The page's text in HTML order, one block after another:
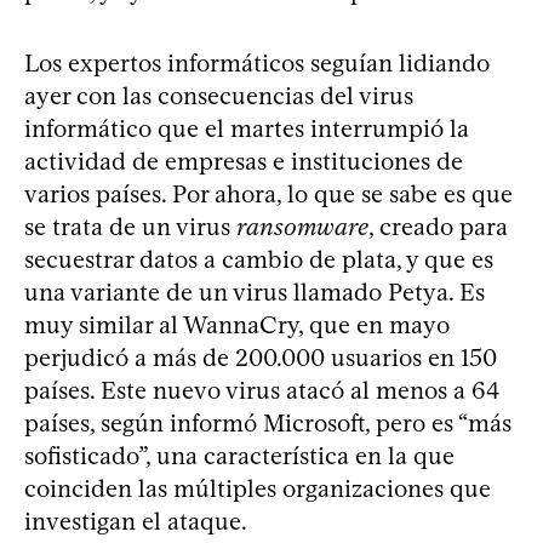
Los expertos informáticos seguían lidiando
ayer con las consecuencias del virus
informático que el martes interrumpió la
actividad de empresas e instituciones de
varios países. Por ahora, lo que se sabe es que
se trata de un virus ransomware, creado para
secuestrar datos a cambio de plata, y que es
una variante de un virus llamado Petya. Es
muy similar al WannaCry, que en mayo
perjudicó a más de 200.000 usuarios en 150
países. Este nuevo virus atacó al menos a 64
países, según informó Microsoft, pero es “más
sofisticado”, una característica en la que
coinciden las múltiples organizaciones que
investigan el ataque.